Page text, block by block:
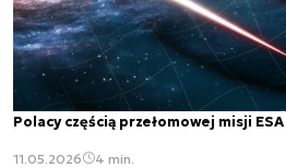
Polacy częścią przełomowej misji ESA
11.05.2026 4 min.